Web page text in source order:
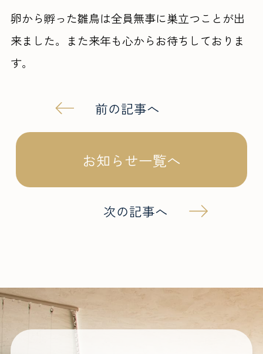
卵から孵った雛鳥は全員無事に巣立つことが出
来ました。また来年も心からお待ちしておりま
す。
前の記事へ
お知らせ一覧へ
次の記事へ